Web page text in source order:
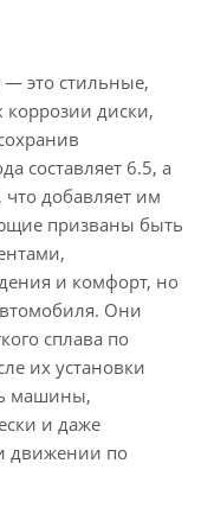
это стильные,
диски,
составляет 6.5, а
добавляет им
призваны быть
и комфорт, но
Они
сплава по
их установки
машины,
и даже
движении по